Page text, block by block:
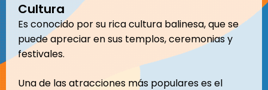
Cultura
Es conocido por su rica cultura balinesa, que se
puede apreciar en sus templos, ceremonias y
festivales.
Una de las atracciones más populares es el